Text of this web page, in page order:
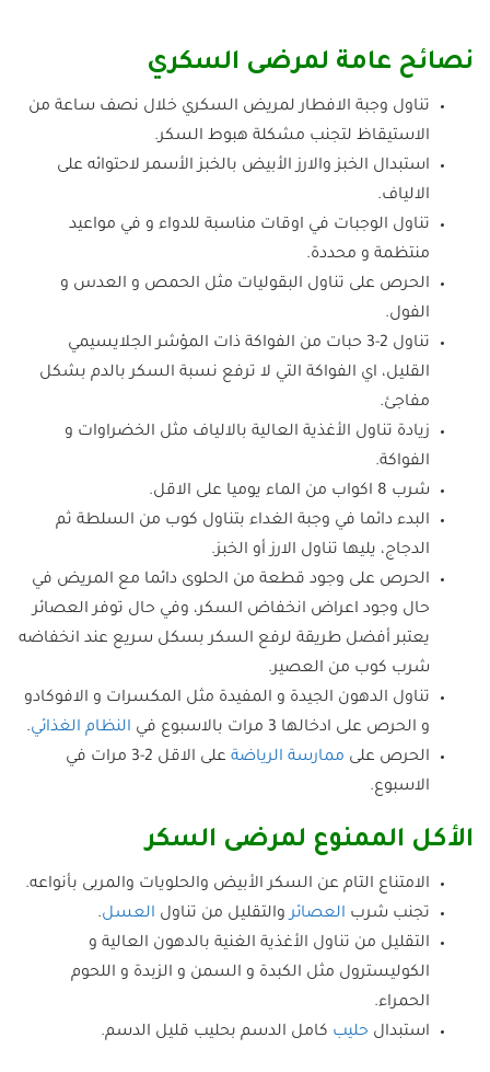
نصائح عامة لمرضى السكري
تناول وجبة الافطار لمريض السكري خلال نصف ساعة من
الاستيقاظ لتجنب مشكلة هبوط السكر.
استبدال الخبز والارز الأبيض بالخبز الأسمر لاحتوائه على
الالياف.
تناول الوجبات في اوقات مناسبة للدواء و في مواعيد
منتظمة و محددة.
الحرص على تناول البقوليات مثل الحمص و العدس و
الفول.
تناول 2-3 حبات من الفواكة ذات المؤشر الجلايسيمي
القليل، اي الفواكة التي لا ترفع نسبة السكر بالدم بشكل
مفاجئ.
زيادة تناول الأغذية العالية بالالياف مثل الخضراوات و
الفواكة.
شرب 8 اكواب من الماء يوميا على الاقل.
البدء دائما في وجبة الغداء بتناول كوب من السلطة ثم
الدجاج، يليها تناول الارز أو الخبز.
الحرص على وجود قطعة من الحلوى دائما مع المريض في
حال وجود اعراض انخفاض السكر، وفي حال توفر العصائر
يعتبر أفضل طريقة لرفع السكر بسكل سريع عند انخفاضه
شرب كوب من العصير.
تناول الدهون الجيدة و المفيدة مثل المكسرات و الافوكادو
و الحرص على ادخالها 3 مرات بالاسبوع في
النظام الغذائي.
الحرص على ممارسة الرياضة
على الاقل 2-3 مرات في
الاسبوع.
الأكل الممنوع لمرضى السكر
الامتناع التام عن السكر الأبيض والحلويات والمربى بأنواعه.
تجنب شرب العصائروالتقليل من تناول العسل.
التقليل من تناول الأغذية الغنية بالدهون العالية و
الكوليسترول مثل الكبدة و السمن و الزبدة و اللحوم
الحمراء.
استبدال حليب كامل الدسم بحليب قليل الدسم.